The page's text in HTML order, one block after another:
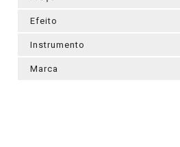
Efeito
Instrumento
Marca